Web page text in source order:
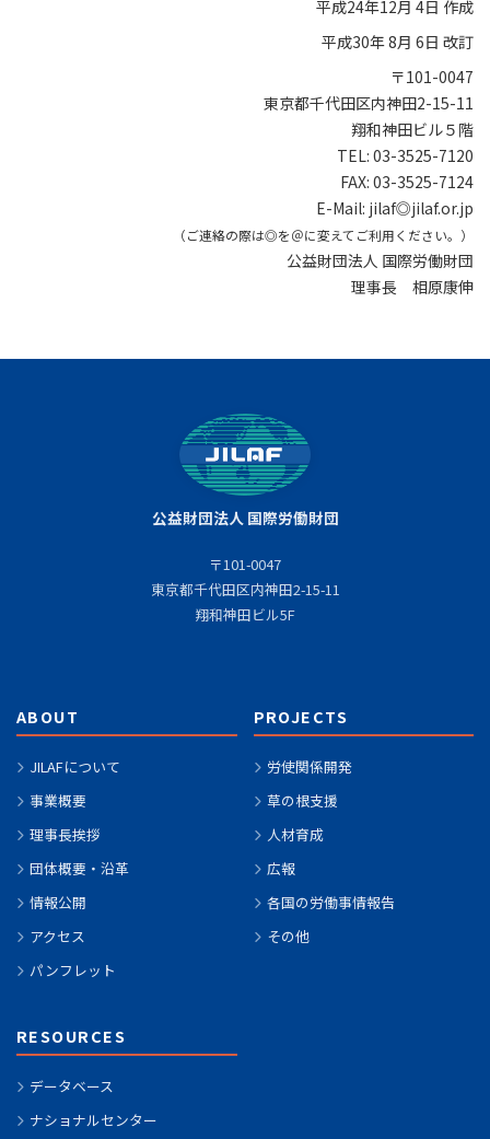
平成24年12月 4日 作成
平成30年 8月 6日 改訂
〒101-0047
東京都千代田区内神田2-15-11
翔和神田ビル５階
TEL: 03-3525-7120
FAX: 03-3525-7124
E-Mail: jilaf◎jilaf.or.jp
（ご連絡の際は◎を＠に変えてご利用ください。）
公益財団法人 国際労働財団
理事長 相原康伸
公益財団法人 国際労働財団
〒101-0047
東京都千代田区内神田2-15-11
翔和神田ビル5F
ABOUT
JILAFについて
事業概要
理事長挨拶
団体概要・沿革
情報公開
アクセス
パンフレット
PROJECTS
労使関係開発
草の根支援
人材育成
広報
各国の労働事情報告
その他
RESOURCES
データベース
ナショナルセンター